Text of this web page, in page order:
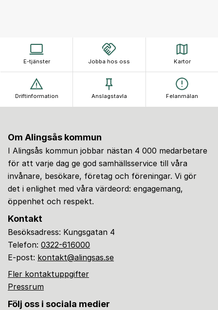
E-tjänster Jobba hos oss Kartor
Driftinformation Anslagstavla Felanmälan
Om Alingsås kommun
I Alingsås kommun jobbar nästan 4 000 medarbetare
för att varje dag ge god samhällsservice till våra
invånare, besökare, företag och föreningar. Vi gör
det i enlighet med våra värdeord: engagemang,
öppenhet och respekt.
Kontakt
Besöksadress: Kungsgatan 4
Telefon: 0322-616000
E-post: kontakt@alingsas.se
Fler kontaktuppgifter
Pressrum
Följ oss i sociala medier